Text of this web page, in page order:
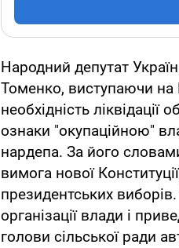
Народний депутат
Томенко, виступаючи на
необхідність
ознаки "окупаційною"
нардепа. За його
вимога нової
президентських
організації влади і
голови сільської ради